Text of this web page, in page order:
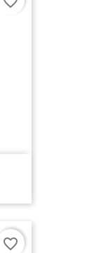
favorite_border